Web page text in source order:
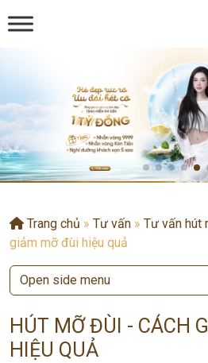
Trang chủ » Tư vấn » Tư vấn hút
giảm mỡ đùi hiệu quả
HÚT MỠ ĐÙI - CÁCH
HIỆU QUẢ
Open side menu